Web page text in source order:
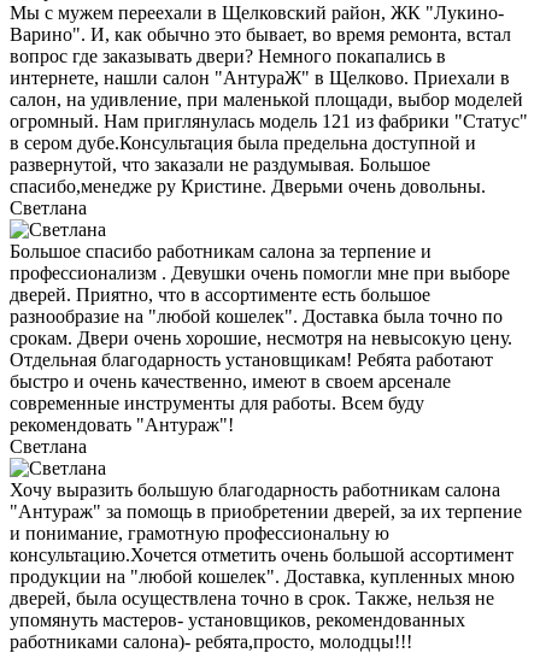
Мы с мужем переехали в Щелковский район, ЖК "Лукино-
Варино". И, как обычно это бывает, во время ремонта, встал
вопрос где заказывать двери? Немного покапались в
интернете, нашли салон "АнтураЖ" в Щелково. Приехали в
салон, на удивление, при маленькой площади, выбор моделей
огромный. Нам приглянулась модель 121 из фабрики "Статус"
в сером дубе.Консультация была предельна доступной и
развернутой, что заказали не раздумывая. Большое
спасибо,менедже ру Кристине. Дверьми очень довольны.
Светлана
Большое спасибо работникам салона за терпение и
профессионализм . Девушки очень помогли мне при выборе
дверей. Приятно, что в ассортименте есть большое
разнообразие на "любой кошелек". Доставка была точно по
срокам. Двери очень хорошие, несмотря на невысокую цену.
Отдельная благодарность установщикам! Ребята работают
быстро и очень качественно, имеют в своем арсенале
современные инструменты для работы. Всем буду
рекомендовать "Антураж"!
Светлана
Хочу выразить большую благодарность работникам салона
"Антураж" за помощь в приобретении дверей, за их терпение
и понимание, грамотную профессиональну ю
консультацию.Хочется отметить очень большой ассортимент
продукции на "любой кошелек". Доставка, купленных мною
дверей, была осуществлена точно в срок. Также, нельзя не
упомянуть мастеров- установщиков, рекомендованных
работниками салона)- ребята,просто, молодцы!!!